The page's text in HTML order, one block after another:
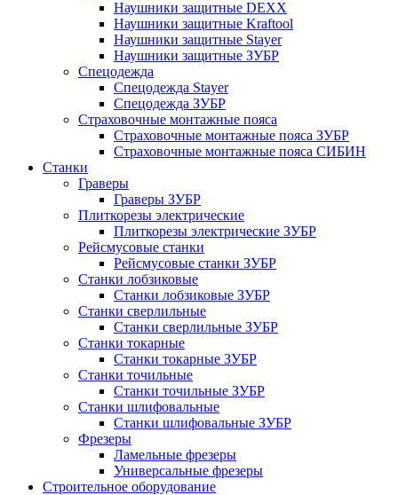
Наушники защитные DEXX
Наушники защитные Kraftool
Наушники защитные Stayer
Наушники защитные ЗУБР
Спецодежда
Спецодежда Stayer
Спецодежда ЗУБР
Страховочные монтажные пояса
Страховочные монтажные пояса ЗУБР
Страховочные монтажные пояса СИБИН
Станки
Граверы
Граверы ЗУБР
Плиткорезы электрические
Плиткорезы электрические ЗУБР
Рейсмусовые станки
Рейсмусовые станки ЗУБР
Станки лобзиковые
Станки лобзиковые ЗУБР
Станки сверлильные
Станки сверлильные ЗУБР
Станки токарные
Станки токарные ЗУБР
Станки точильные
Станки точильные ЗУБР
Станки шлифовальные
Станки шлифовальные ЗУБР
Фрезеры
Ламельные фрезеры
Универсальные фрезеры
Строительное оборудование